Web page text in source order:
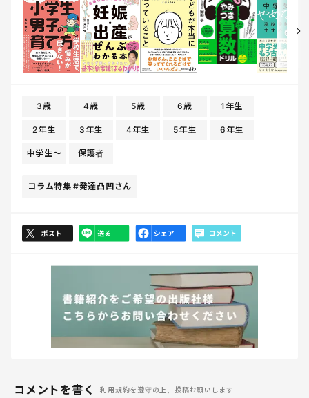
3歳 4歳 5歳 6歳 1年生
2年生 3年生 4年生 5年生 6年生
中学生〜 保護者
コラム特集 #発達凸凹さん
コメントを書く 利用規約を遵守の上、投稿お願いします